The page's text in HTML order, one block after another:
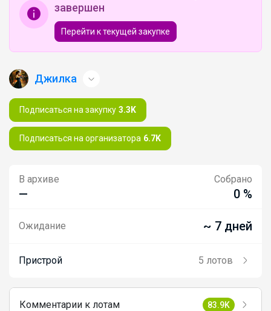
завершен
Перейти к текущей закупке
Джилка
Подписаться на закупку 3.3K
Подписаться на организатора 6.7K
В архиве
—
Собрано
0 %
Ожидание ~ 7 дней
Пристрой 5 лотов
Комментарии к лотам 83.9K